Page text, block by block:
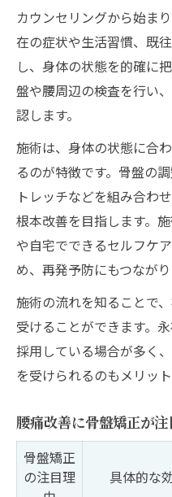
骨盤ケアなら永福
永福エリアで
骨盤ケア施術
腰痛軽減へ導
骨盤矯正の効
整体施術で腰痛を
腰痛の原因に
根本改善に役
骨盤矯正がもた
整体施術後の
腰痛改善のため
腰痛と骨盤の関係
骨盤の歪みが腰
永福で注目の骨
腰痛予防に役
骨盤の安定が
カウンセリングから始ま
在の症状や生活習慣、既
し、身体の状態を的確に
盤や腰周辺の検査を行い
認します。
施術は、身体の状態に合
るのが特徴です。骨盤の
トレッチなどを組み合わ
根本改善を目指します。
や自宅でできるセルフケ
め、再発予防にもつながり
施術の流れを知ることで
受けることができます。
採用している場合が多く
を受けられるのもメリット
腰痛改善に骨盤矯正が
骨盤矯正
の注目理
具体的な